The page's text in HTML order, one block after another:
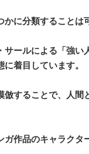
に分類することは
ールによる「強い
着目しています。
することで、人間
ガ作品のキャラクタ